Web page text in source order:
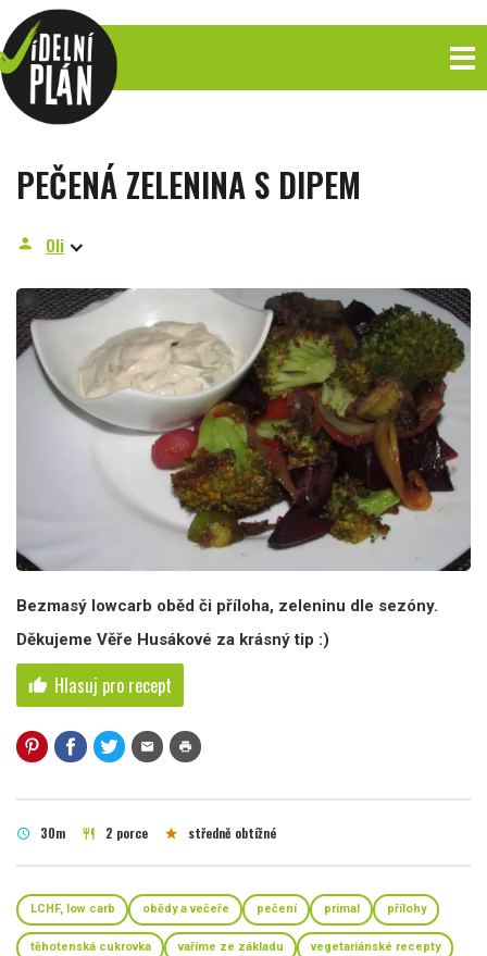
PEČENÁ ZELENINA S DIPEM
person Oli
Bezmasý lowcarb oběd či příloha, zeleninu dle sezóny.
Děkujeme Věře Husákové za krásný tip :)
thumb_up Hlasuj pro recept
mail print
schedule 30m restaurant 2 porce star středně obtížné
LCHF, low carb obědy a večeře pečení primal přílohy
těhotenská cukrovka vaříme ze základu vegetariánské recepty